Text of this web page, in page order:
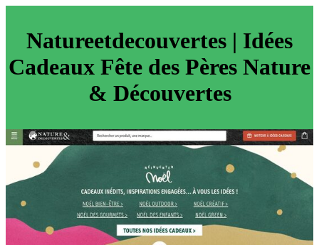
Natureet­decou­ver­tes | Idées
Cadeaux Fête des Pères Nature
& Découvertes